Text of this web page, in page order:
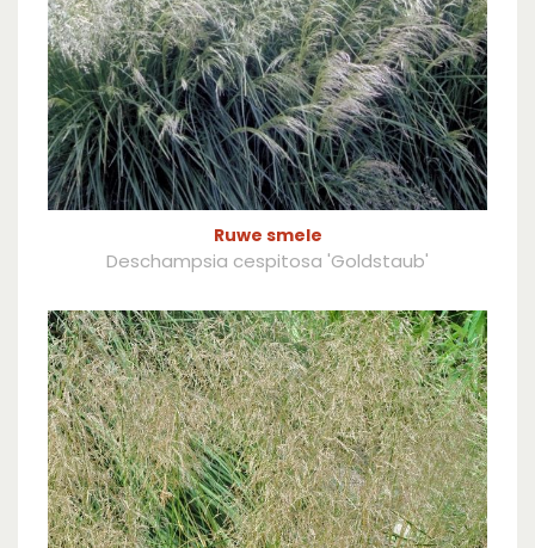
Ruwe smele
Deschampsia cespitosa 'Goldstaub'